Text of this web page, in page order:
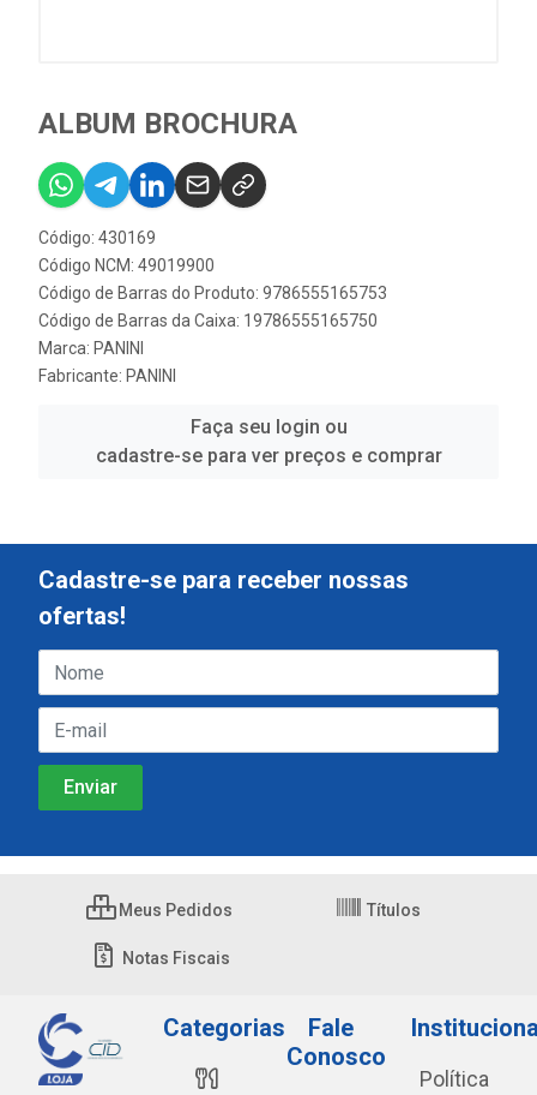
ALBUM BROCHURA
Código: 430169
Código NCM: 49019900
Código de Barras do Produto: 9786555165753
Código de Barras da Caixa: 19786555165750
Marca: PANINI
Fabricante: PANINI
Faça seu login ou
cadastre-se para ver preços e comprar
Cadastre-se para receber nossas
ofertas!
Meus Pedidos Títulos
Notas Fiscais
Categorias
Fale
Conosco
Política